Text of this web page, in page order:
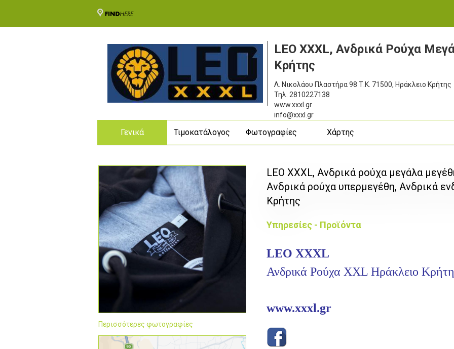
LEO XXXL, Ανδρικά Ρούχα
Κρήτης
Λ. Νικολάου Πλαστήρα 98 Τ.Κ. 71500, Ηράκλειο Κρήτης
Τηλ. 2810227138
www.xxxl.gr
info@xxxl.gr
Γενικά Τιμοκατάλογος Φωτογραφίες Χάρτης
Περισσότερες φωτογραφίες
LEO XXXL, Ανδρικά ρούχα μεγάλα
Ανδρικά ρούχα υπερμεγέθη, Ανδρικά
Κρήτης
Υπηρεσίες - Προϊόντα
LEO XXXL
Ανδρικά Ρούχα XXL Ηράκλειο
www.xxxl.gr